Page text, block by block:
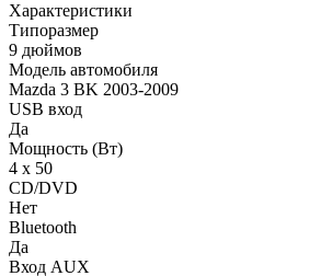
Характеристики
Типоразмер
9 дюймов
Модель автомобиля
Mazda 3 BK 2003-2009
USB вход
Да
Мощность (Вт)
4 х 50
CD/DVD
Нет
Bluetooth
Да
Вход AUX